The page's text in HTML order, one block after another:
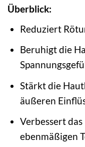
Überblick:
Reduziert
Beruhigt die
Stärkt die
äußeren
Verbessert
ebenmäßigen